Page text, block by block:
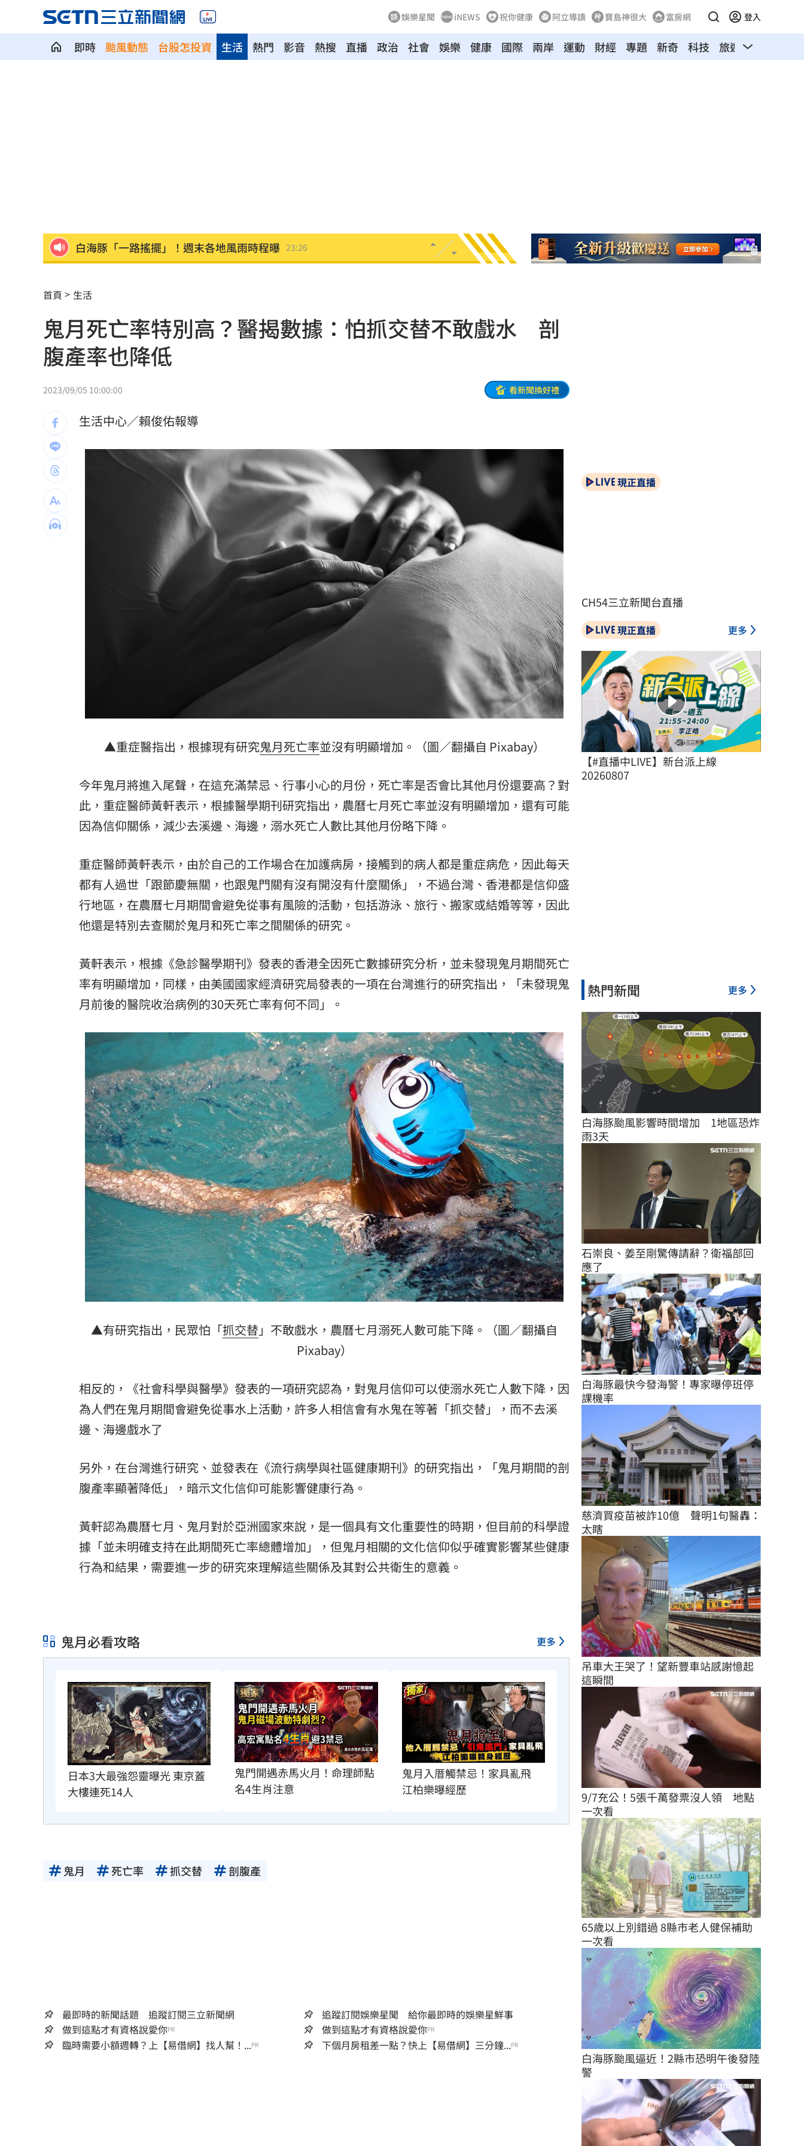
娛樂星聞 iNEWS 祝你健康 阿立導讀 寶島神很大 富房網 登入
即時 颱風動態 台股怎投資 熱門 影音 熱搜 直播 政治 社會 娛樂
生活 健康 國際 兩岸 運動 財經 專題 新奇 科技 旅遊 汽車
白海豚「一路搖擺」！週末各地風雨時程曝 23:26
橘貓「阿咪」離家百天 主人祭20萬元懸賞
挺蘇巧慧！回顧蔡英文新北寫下1驚人紀錄 23:18
勝騎士7局失2分好投 兄弟本季澄清湖首勝
大盤回神誰最猛？18檔台股ETF失土收復
自癒能力超群？柯P才拄拐杖 隔天能跳
父逝世也不敢回家！男殺友後躲深山21年 22:55
蔡英文重磅出手！民進黨「第二戰場」成形 22:54
吹冷氣30小時出事！女子全身抽搐送醫 22:52
政府生活補助5000元連3天發 逾期視同放棄 22:50
剩4個月要跨年 網嘆：人越大時間過越快
宏碁發現兆基管理缺失 辭董座撤出經營層
三立iNEWS新聞台線上直播
商場戰國來臨 台中「頂奢大道」逐漸成形 12:00
「拍片人的多重宇宙」職涯論壇9/12登場！ 10:30
8國球員齊聚高雄 Formosa 7s掀足球熱潮 10:00
首頁 生活
鬼月死亡率特別高？醫揭數據：怕抓交替不敢戲水 剖
腹產率也降低
2023/09/05 10:00:00 看新聞換好禮
生活中心／賴俊佑報導
▲重症醫指出，根據現有研究鬼月死亡率並沒有明顯增加。（圖／翻攝自 Pixabay）
今年鬼月將進入尾聲，在這充滿禁忌、行事小心的月份，死亡率是否會比其他月份還要高？對
此，重症醫師黃軒表示，根據醫學期刊研究指出，農曆七月死亡率並沒有明顯增加，還有可能
因為信仰關係，減少去溪邊、海邊，溺水死亡人數比其他月份略下降。
重症醫師黃軒表示，由於自己的工作場合在加護病房，接觸到的病人都是重症病危，因此每天
都有人過世「跟節慶無關，也跟鬼門關有沒有開沒有什麼關係」，不過台灣、香港都是信仰盛
行地區，在農曆七月期間會避免從事有風險的活動，包括游泳、旅行、搬家或結婚等等，因此
他還是特別去查關於鬼月和死亡率之間關係的研究。
黃軒表示，根據《急診醫學期刊》發表的香港全因死亡數據研究分析，並未發現鬼月期間死亡
率有明顯增加，同樣，由美國國家經濟研究局發表的一項在台灣進行的研究指出，「未發現鬼
月前後的醫院收治病例的30天死亡率有何不同」。
▲有研究指出，民眾怕「抓交替 」不敢戲水，農曆七月溺死人數可能下降。（圖／翻攝自
Pixabay）
相反的，《社會科學與醫學》發表的一項研究認為，對鬼月信仰可以使溺水死亡人數下降，因
為人們在鬼月期間會避免從事水上活動，許多人相信會有水鬼在等著「抓交替」，而不去溪
邊、海邊戲水了
另外，在台灣進行研究、並發表在《流行病學與社區健康期刊》的研究指出，「鬼月期間的剖
腹產率顯著降低」，暗示文化信仰可能影響健康行為。
黃軒認為農曆七月、鬼月對於亞洲國家來說，是一個具有文化重要性的時期，但目前的科學證
據「並未明確支持在此期間死亡率總體增加」，但鬼月相關的文化信仰似乎確實影響某些健康
行為和結果，需要進一步的研究來理解這些關係及其對公共衛生的意義。
鬼月必看攻略 更多
日本3大最強怨靈曝光 東京蓋
大樓連死14人
鬼門開遇赤馬火月！命理師點
名4生肖注意
鬼月入厝觸禁忌！家具亂飛
江柏樂曝經歷
鬼月 死亡率 抓交替 剖腹產
最即時的新聞話題 追蹤訂閱三立新聞網
追蹤訂閱娛樂星聞 給你最即時的娛樂星鮮事
做到這點才有資格說愛你PR 做到這點才有資格說愛你PR
臨時需要小額週轉？上【易借網】找人幫！...PR 下個月房租差一點？快上【易借網】三分鐘...PR
現正直播
CH54三立新聞台直播
現正直播 更多
【#直播中LIVE】新台派上線
20260807
熱門新聞 更多
白海豚颱風影響時間增加　1地區恐炸
雨3天
石崇良、姜至剛驚傳請辭？衛福部回
應了
白海豚最快今發海警！專家曝停班停
課機率
慈濟買疫苗被詐10億　聲明1句醫轟：
太瞎
吊車大王哭了！望新豐車站感謝憶起
這瞬間
9/7充公！5張千萬發票沒人領　地點
一次看
65歲以上別錯過 8縣市老人健保補助
一次看
白海豚颱風逼近！2縣市恐明午後發陸
警